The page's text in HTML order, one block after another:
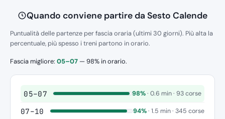
Quando conviene partire da Sesto Calende
Puntualità delle partenze per fascia oraria (ultimi 30 giorni). Più alta la
percentuale, più spesso i treni partono in orario.
Fascia migliore: 05–07 — 98% in orario.
05–07 98% · 0.6 min · 93 corse
07–10 94%· 1.5 min · 345 corse